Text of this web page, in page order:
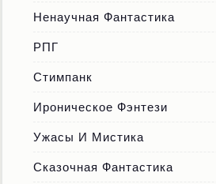
Ненаучная Фантастика
РПГ
Стимпанк
Ироническое Фэнтези
Ужасы И Мистика
Сказочная Фантастика